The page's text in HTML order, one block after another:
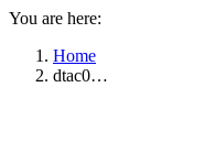
You are here:
Home
dtac0…